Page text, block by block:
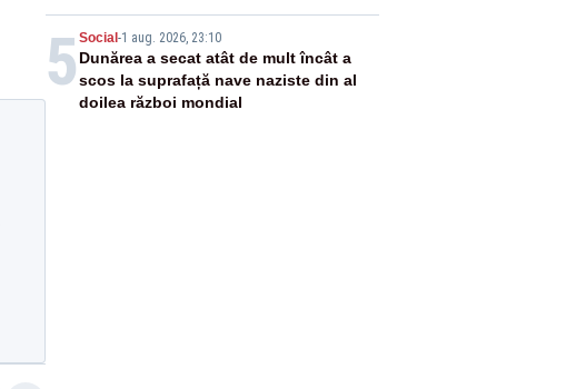
5 Social -1 aug. 2026, 23:10
Dunărea a secat atât de mult încât a
scos la suprafață nave naziste din al
doilea război mondial